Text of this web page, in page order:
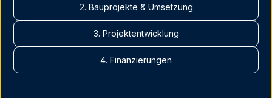
2. Bauprojekte & Umsetzung
3. Projektentwicklung
4. Finanzierungen